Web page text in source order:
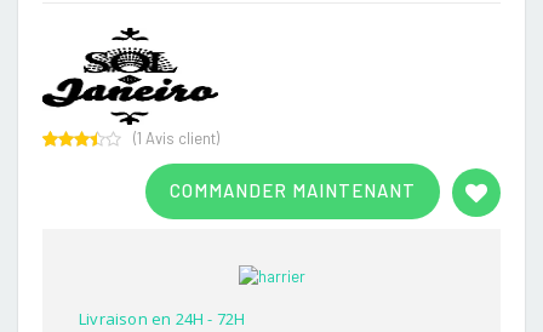
COMMANDER MAINTENANT
(1 Avis client)
Livraison en 24H - 72H